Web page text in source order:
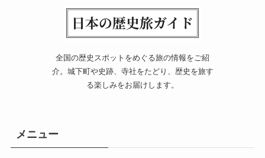
全国の歴史スポットをめぐる旅の情報をご紹
介。城下町や史跡、寺社をたどり、歴史を旅す
る楽しみをお届けします。
メニュー